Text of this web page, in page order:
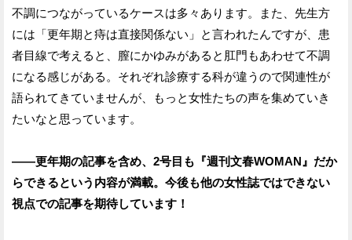
不調につながっているケースは多々あります。また、先生方
には「更年期と痔は直接関係ない」と言われたんですが、患
者目線で考えると、膣にかゆみがあると肛門もあわせて不調
になる感じがある。それぞれ診療する科が違うので関連性が
語られてきていませんが、もっと女性たちの声を集めていき
たいなと思っています。
——更年期の記事を含め、2号目も『週刊文春WOMAN』だか
らできるという内容が満載。今後も他の女性誌ではできない
視点での記事を期待しています！